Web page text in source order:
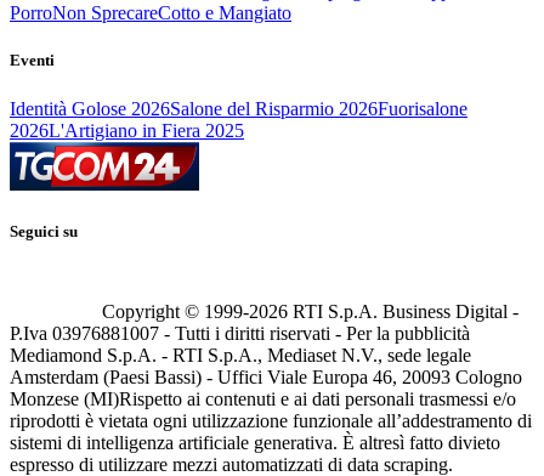
PorroNon SprecareCotto e Mangiato
Eventi
Identità Golose 2026Salone del Risparmio 2026Fuorisalone
2026L'Artigiano in Fiera 2025
Seguici su
Copyright © 1999-2026 RTI S.p.A. Business Digital -
P.Iva 03976881007 - Tutti i diritti riservati - Per la pubblicità
Mediamond S.p.A. - RTI S.p.A., Mediaset N.V., sede legale
Amsterdam (Paesi Bassi) - Uffici Viale Europa 46, 20093 Cologno
Monzese (MI)Rispetto ai contenuti e ai dati personali trasmessi e/o
riprodotti è vietata ogni utilizzazione funzionale all’addestramento di
sistemi di intelligenza artificiale generativa. È altresì fatto divieto
espresso di utilizzare mezzi automatizzati di data scraping.